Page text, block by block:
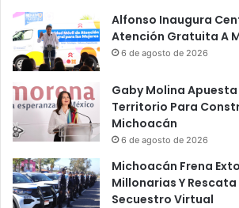
Alfonso Inaugura
Atención Gratuita A
6 de agosto de 2026
Gaby Molina Apuesta
Territorio Para
Michoacán
6 de agosto de 2026
Michoacán Frena
Millonarias Y
Secuestro Virtual